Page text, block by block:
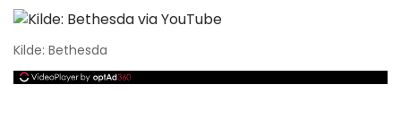
Kilde: Bethesda